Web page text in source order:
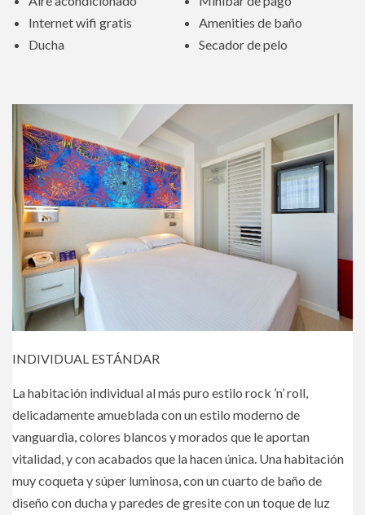
Internet wifi gratis
Amenities de baño
Ducha
Secador de pelo
INDIVIDUAL ESTÁNDAR
La habitación individual al más puro estilo rock ’n’ roll,
delicadamente amueblada con un estilo moderno de
vanguardia, colores blancos y morados que le aportan
vitalidad, y con acabados que la hacen única. Una habitación
muy coqueta y súper luminosa, con un cuarto de baño de
diseño con ducha y paredes de gresite con un toque de luz